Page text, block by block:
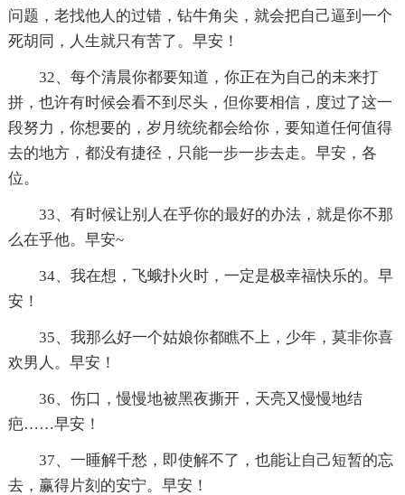
问题，老找他人的过错，钻牛角尖，就会把自己逼到一个
死胡同，人生就只有苦了。早安！
32、每个清晨你都要知道，你正在为自己的未来打
拼，也许有时候会看不到尽头，但你要相信，度过了这一
段努力，你想要的，岁月统统都会给你，要知道任何值得
去的地方，都没有捷径，只能一步一步去走。早安，各
位。
33、有时候让别人在乎你的最好的办法，就是你不那
么在乎他。早安~
34、我在想，飞蛾扑火时，一定是极幸福快乐的。早
安！
35、我那么好一个姑娘你都瞧不上，少年，莫非你喜
欢男人。早安！
36、伤口，慢慢地被黑夜撕开，天亮又慢慢地结
疤……早安！
37、一睡解千愁，即使解不了，也能让自己短暂的忘
去，赢得片刻的安宁。早安！